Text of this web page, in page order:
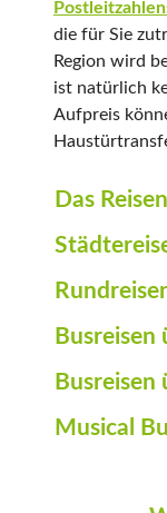
die für Sie
Region wird
ist natürlich
Aufpreis
Das
Busreisen
Busreisen
Musical